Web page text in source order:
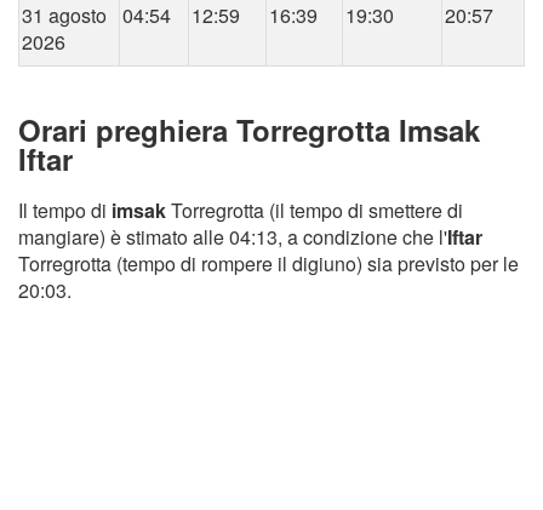
31 agosto
2026
04:54 12:59 16:39 19:30 20:57
Orari preghiera Torregrotta Imsak
Iftar
Il tempo di imsakTorregrotta (il tempo di smettere di
mangiare) è stimato alle 04:13, a condizione che l'Iftar
Torregrotta (tempo di rompere il digiuno) sia previsto per le
20:03.